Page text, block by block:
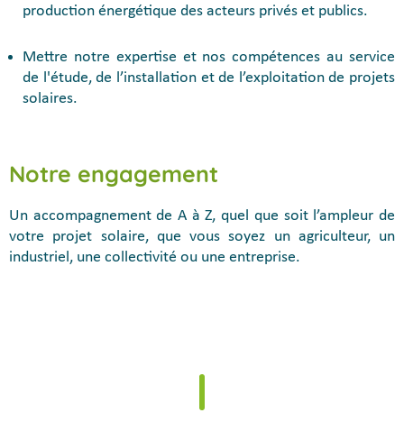
production énergétique des acteurs privés et publics.
Mettre notre expertise et nos compétences au service
de l'étude, de l’installation et de l’exploitation de projets
solaires.
Notre engagement
Un accompagnement de A à Z, quel que soit l’ampleur de
votre projet solaire, que vous soyez un agriculteur, un
industriel, une collectivité ou une entreprise.